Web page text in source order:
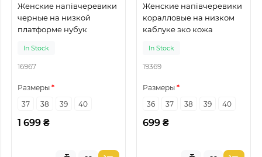
Женские напівчеревики
черные на низкой
платформе нубук
In Stock
16967
Размеры
37
38 39 40
1 699 ₴
Женские напівчеревики
коралловые на низком
каблуке эко кожа
In Stock
19369
Размеры
36
37 38 39 40
699 ₴